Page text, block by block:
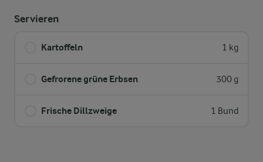
Servieren
Kartoffeln 1 kg
Gefrorene grüne Erbsen 300 g
Frische Dillzweige 1 Bund